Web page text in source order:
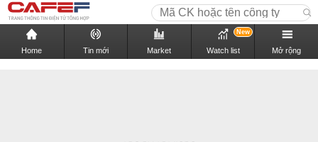
Home Tin mới Market Watch list
New
Mở rộng